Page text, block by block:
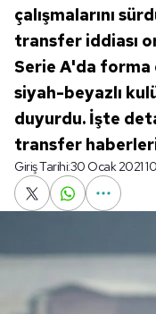
çalışmalarını
transfer iddiası
Serie A'da
siyah-beyazlı
duyurdu. İşte
transfer
Giriş Tarihi:30 Ocak 2021